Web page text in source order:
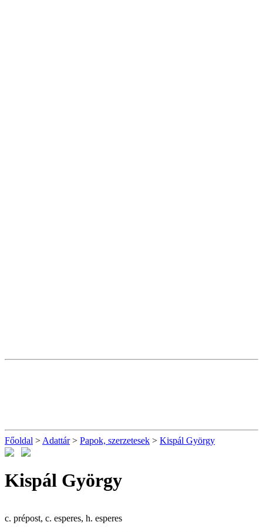
Főoldal > Adattár> Papok, szerzetesek > Kispál György
Kispál György
c. prépost, c. esperes, h. esperes